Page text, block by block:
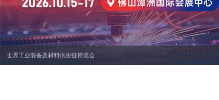
世界工业装备及材料供应链博览会